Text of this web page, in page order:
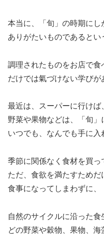
本当に、「旬」の時期にし
ありがたいものであるとい
調理されたものをお店で食
だけでは氣づけない学びが
最近は、スーパーに行けば
野菜や果物などは、「旬」
いつでも、なんでも手に入
季節に関係なく食材を買っ
ただ、食欲を満たすためだ
食事になってしまわずに、
自然のサイクルに沿った食
どの野菜や穀物、果物、海